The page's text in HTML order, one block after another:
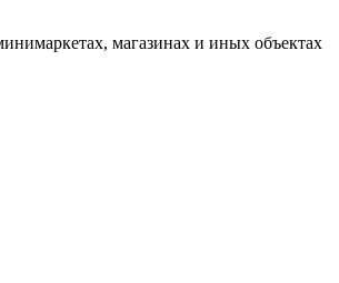
магазинах и иных объектах